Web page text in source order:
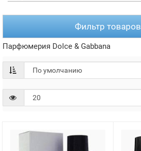
Фильтр товаров
Парфюмерия Dolce & Gabbana